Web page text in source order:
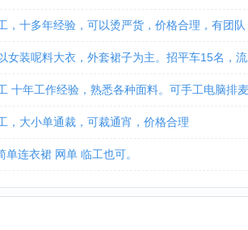
，十多年经验，可以烫严货，价格合理，有团
女装呢料大衣，外套裙子为主。招平车15名，
十年工作经验，熟悉各种面料。可手工电脑排
，大小单通裁，可裁通宵，价格合理
连衣裙 网单 临工也可。